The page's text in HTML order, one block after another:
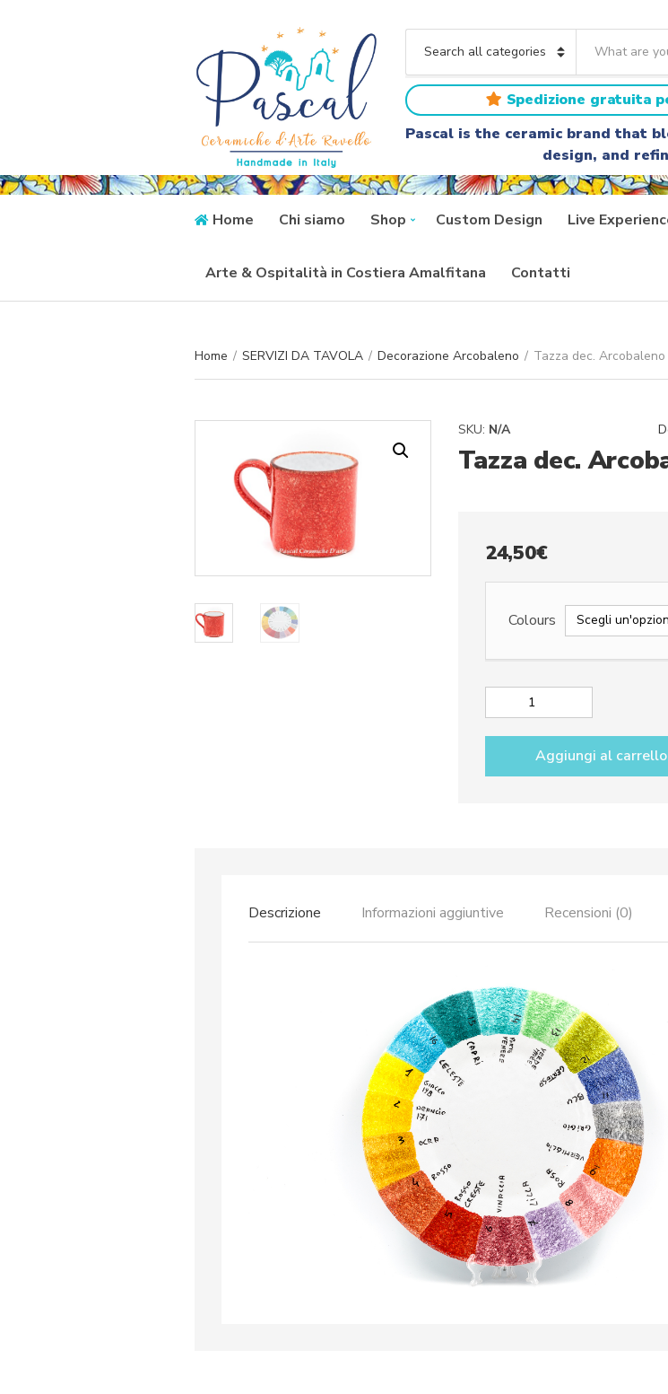
a
t
e
g
o
y
n
m
a
r
c
h
t
e
x
t
Spedizione gratuita
Pascal is the ceramic brand that
design, and
Home Chi siamo Shop Custom Design Live
Arte & Ospitalità in Costiera Amalfitana Contatti
Home / SERVIZI DA TAVOLA / Decorazione Arcobaleno / Tazza dec. Arcobaleno
SKU: N/A
Tazza dec.
24,50€
Colours
quantitàAggiungi al carrello
Descrizione Informazioni aggiuntive Recensioni (0)